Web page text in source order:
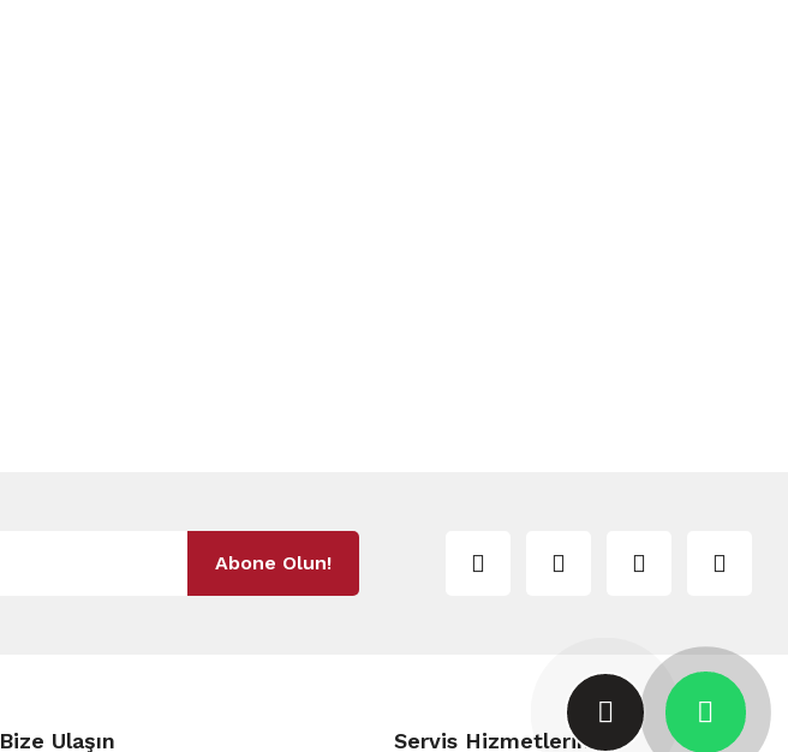
Abone Olun!
Bize Ulaşın Servis Hizmetlerimiz